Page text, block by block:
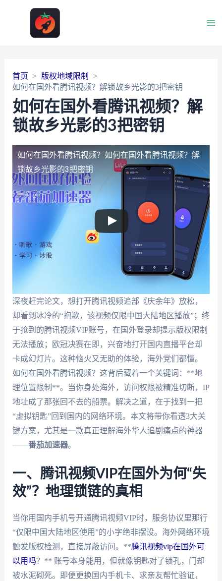
首页
版权地域限制
如何在国外看腾讯视频？解锁故乡光影的3把密钥
如何在国外看腾讯视频？解
锁故乡光影的3把密钥
如何在国外看腾讯视频？ 如何在国外看腾讯视频？解
锁故乡光影的3把密钥
深夜赶完论文，想打开腾讯视频追部《庆余年》放松，
却看到冰冷的“抱歉，该视频仅限中国大陆地区播放”；终
于抢到的腾讯视频VIP账号，在国外登录却提示版权限制
无法播放；欧冠决赛在即，兴奋地打开国内直播平台却
卡成幻灯片。这种恼火又无助的体验，海外党们都懂。
如何在国外看腾讯视频？这背后藏着一个关键词：**地
理位置限制**。当你身处海外，访问权限被精准切断，IP
地址成了那张回不去的船票。解决之道，在于找到一把
“虚拟钥匙”回到国内的网络环境。本文将带你看透3大关
键方案，尤其是一款真正理解海外华人追剧痛点的神器
——番茄加速器。
一、腾讯视频VIP在国外为何“失
效”？地理锁链的真相
当你用国内手机号开通腾讯视频VIP时，服务协议里那行
“仅限中国大陆地区使用”的小字绝非摆设。海外网络环境
触发版权检测，直接屏蔽访问。**腾讯视频vip在国外可
以用吗？** 账号本身能用，但就像钥匙对了锁孔，门却
被水泥砌死。即便更换国内手机卡、求亲友帮忙验证，